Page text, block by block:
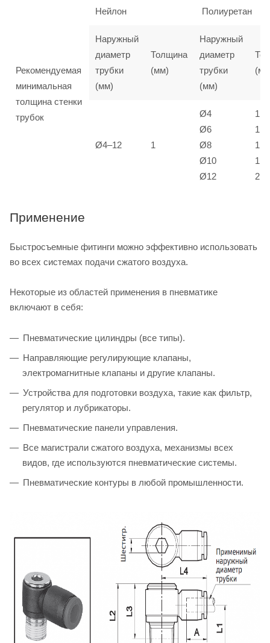
Рекомендуемая
минимальная
толщина стенки
трубок
Нейлон Полиуретан
Наружный
диаметр
трубки
(мм)
Толщина
(мм)
Наружный
диаметр
трубки
(мм)
Ø4–12 1
Ø4
Ø6
Ø8
Ø10
Ø12
1
1
1,5
1,5
2
Применение
Быстросъемные фитинги можно эффективно использовать
во всех системах подачи сжатого воздуха.
Некоторые из областей применения в пневматике
включают в себя:
Пневматические цилиндры (все типы).
Направляющие регулирующие клапаны,
электромагнитные клапаны и другие клапаны.
Устройства для подготовки воздуха, такие как фильтр,
регулятор и лубрикаторы.
Пневматические панели управления.
Все магистрали сжатого воздуха, механизмы всех
видов, где используются пневматические системы.
Пневматические контуры в любой промышленности.